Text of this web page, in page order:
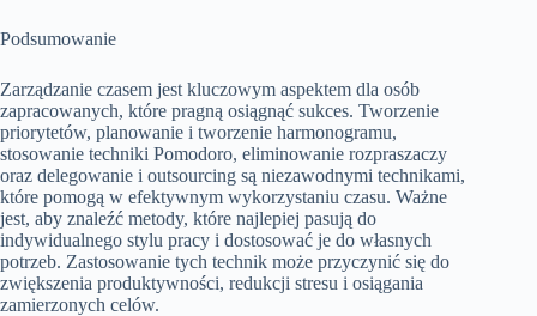
Podsumowanie
Zarządzanie czasem jest kluczowym aspektem dla osób
zapracowanych, które pragną osiągnąć sukces. Tworzenie
priorytetów, planowanie i tworzenie harmonogramu,
stosowanie techniki Pomodoro, eliminowanie rozpraszaczy
oraz delegowanie i outsourcing są niezawodnymi technikami,
które pomogą w efektywnym wykorzystaniu czasu. Ważne
jest, aby znaleźć metody, które najlepiej pasują do
indywidualnego stylu pracy i dostosować je do własnych
potrzeb. Zastosowanie tych technik może przyczynić się do
zwiększenia produktywności, redukcji stresu i osiągania
zamierzonych celów.